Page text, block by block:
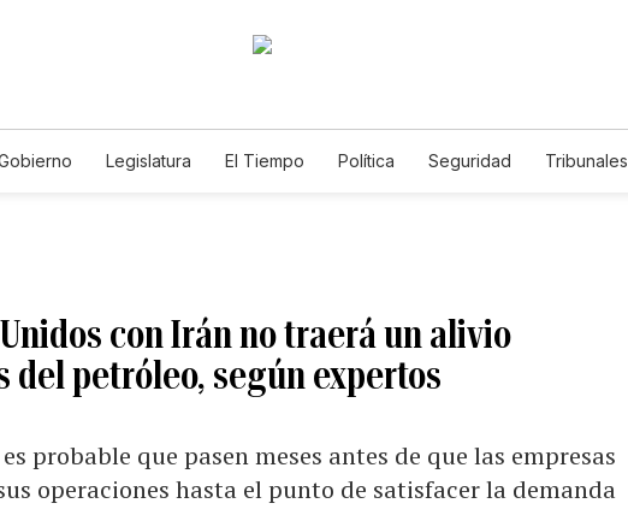
Legislatura El Tiempo Política Seguridad Tribunales
con Irán no traerá un alivio
del petróleo, según expertos
probable que pasen meses antes de que las empresas
operaciones hasta el punto de satisfacer la demanda